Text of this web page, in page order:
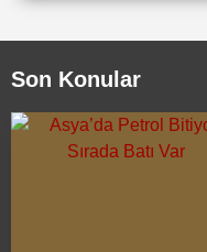
Son Konular